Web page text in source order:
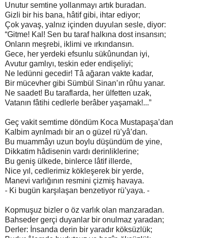
Unutur semtine yollanmayı artık buradan.
Gizli bir his bana, hâtif gibi, ihtar ediyor;
Çok yavaş, yalnız içinden duyulan sesle, diyor:
“Gitme! Kal! Sen bu taraf halkına dost insansın;
Onların meşrebi, iklimi ve ırkındansın.
Gece, her yerdeki efsunlu sükûnundan iyi,
Avutur gamlıyı, teskin eder endişeliyi;
Ne ledünni gecedir! Tâ ağaran vakte kadar,
Bir mücevher gibi Sümbül Sinan’ın rûhu yanar.
Ne saadet! Bu taraflarda, her ülfetten uzak,
Vatanın fâtihi cedlerle berâber yaşamak!...”
Geç vakit semtime döndüm Koca Mustapaşa’dan
Kalbim ayrılmadı bir an o güzel rü’yâ’dan.
Bu muammâyı uzun boylu düşündüm de yine,
Dikkatim hâdisenin vardı derinliklerine;
Bu geniş ülkede, binlerce lâtif illerde,
Nice yıl, cedlerimiz kökleşerek bir yerde,
Manevi varlığının resmini çizmiş havaya.
- Ki bugün karşılaşan benzetiyor rü’yaya. -
Kopmuşuz bizler o öz varlık olan manzaradan.
Bahseder gerçi duyanlar bir onulmaz yaradan;
Derler: İnsanda derin bir yaradır köksüzlük;